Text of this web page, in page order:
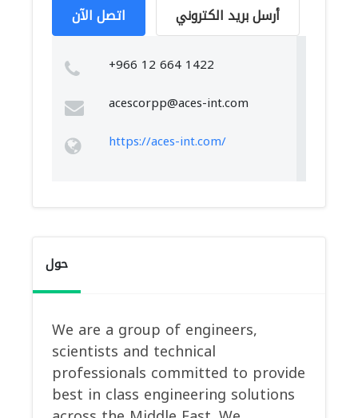
اتصل الآن أرسل بريد الكتروني
+966 12 664 1422
acescorpp@aces-int.com
https://aces-int.com/
حول
We are a group of engineers,
scientists and technical
professionals committed to provide
best in class engineering solutions